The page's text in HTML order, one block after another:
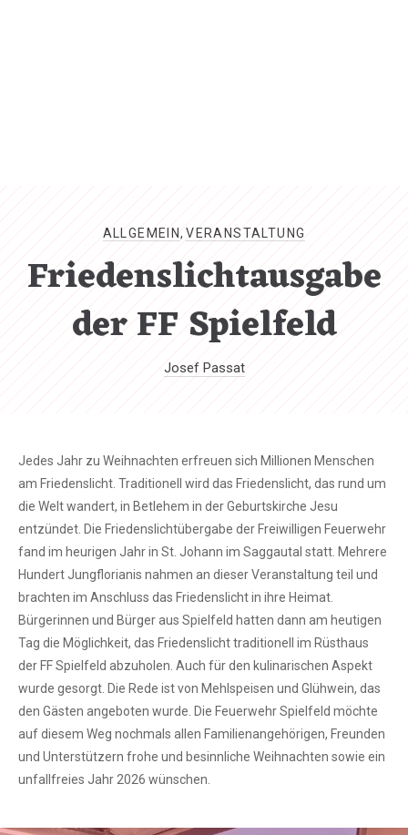
ALLGEMEIN,VERANSTALTUNG
Friedenslichtausgabe
der FF Spielfeld
Josef Passat
Jedes Jahr zu Weihnachten erfreuen sich Millionen Menschen
am Friedenslicht. Traditionell wird das Friedenslicht, das rund um
die Welt wandert, in Betlehem in der Geburtskirche Jesu
entzündet. Die Friedenslichtübergabe der Freiwilligen Feuerwehr
fand im heurigen Jahr in St. Johann im Saggautal statt. Mehrere
Hundert Jungflorianis nahmen an dieser Veranstaltung teil und
brachten im Anschluss das Friedenslicht in ihre Heimat.
Bürgerinnen und Bürger aus Spielfeld hatten dann am heutigen
Tag die Möglichkeit, das Friedenslicht traditionell im Rüsthaus
der FF Spielfeld abzuholen. Auch für den kulinarischen Aspekt
wurde gesorgt. Die Rede ist von Mehlspeisen und Glühwein, das
den Gästen angeboten wurde. Die Feuerwehr Spielfeld möchte
auf diesem Weg nochmals allen Familienangehörigen, Freunden
und Unterstützern frohe und besinnliche Weihnachten sowie ein
unfallfreies Jahr 2026 wünschen.